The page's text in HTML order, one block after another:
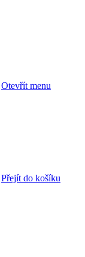
Otevřít menu
Přejít do košíku